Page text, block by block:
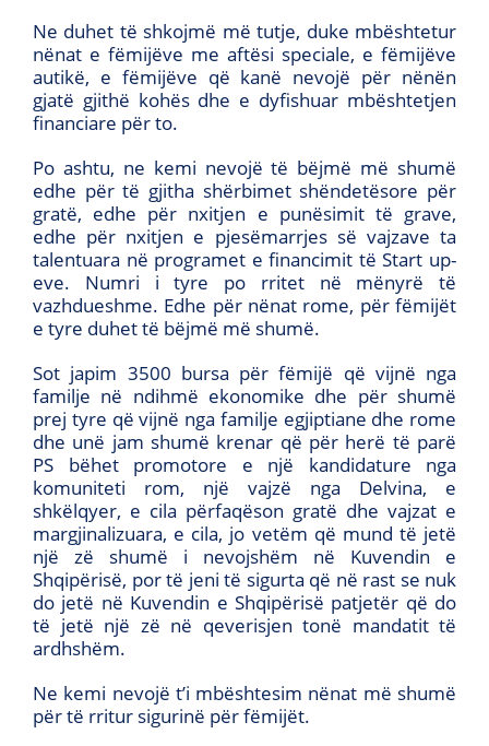
Ne duhet të shkojmë më tutje, duke mbështetur
nënat e fëmijëve me aftësi speciale, e fëmijëve
autikë, e fëmijëve që kanë nevojë për nënën
gjatë gjithë kohës dhe e dyfishuar mbështetjen
financiare për to.
Po ashtu, ne kemi nevojë të bëjmë më shumë
edhe për të gjitha shërbimet shëndetësore për
gratë, edhe për nxitjen e punësimit të grave,
edhe për nxitjen e pjesëmarrjes së vajzave ta
talentuara në programet e financimit të Start up-
eve. Numri i tyre po rritet në mënyrë të
vazhdueshme. Edhe për nënat rome, për fëmijët
e tyre duhet të bëjmë më shumë.
Sot japim 3500 bursa për fëmijë që vijnë nga
familje në ndihmë ekonomike dhe për shumë
prej tyre që vijnë nga familje egjiptiane dhe rome
dhe unë jam shumë krenar që për herë të parë
PS bëhet promotore e një kandidature nga
komuniteti rom, një vajzë nga Delvina, e
shkëlqyer, e cila përfaqëson gratë dhe vajzat e
margjinalizuara, e cila, jo vetëm që mund të jetë
një zë shumë i nevojshëm në Kuvendin e
Shqipërisë, por të jeni të sigurta që në rast se nuk
do jetë në Kuvendin e Shqipërisë patjetër që do
të jetë një zë në qeverisjen tonë mandatit të
ardhshëm.
Ne kemi nevojë t’i mbështesim nënat më shumë
për të rritur sigurinë për fëmijët.